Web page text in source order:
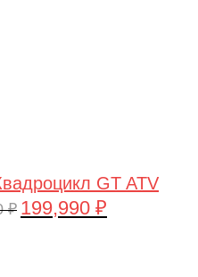
GT ATV
₽ Первоначальная
199,990 ₽